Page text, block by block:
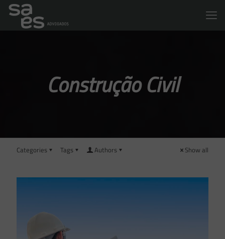
Construção Civil
Categories Tags Authors Show all